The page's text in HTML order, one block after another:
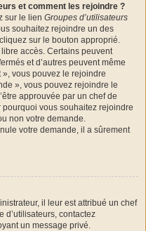
et comment les rejoindre ?
sur le lien Groupes d’utilisateurs
souhaitez rejoindre un des
sur le bouton approprié.
accès. Certains peuvent
et d’autres peuvent même
vous pouvez le rejoindre
», vous pouvez rejoindre le
approuvée par un chef de
vous souhaitez rejoindre
non votre demande.
votre demande, il a sûrement
il leur est attribué un chef
d’utilisateurs, contactez
un message privé.